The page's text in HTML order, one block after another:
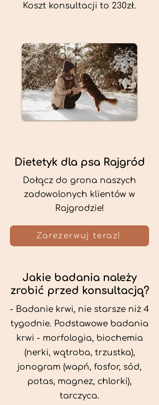
Koszt konsultacji to 230zł.
Dietetyk dla psa Rajgród
Dołącz do grona naszych
zadowolonych klientów w
Rajgrodzie!
Zarezerwuj teraz!
Jakie badania należy
zrobić przed konsultacją?
- Badanie krwi, nie starsze niż 4
tygodnie. Podstawowe badania
krwi - morfologia, biochemia
(nerki, wątroba, trzustka),
jonogram (wapń, fosfor, sód,
potas, magnez, chlorki),
tarczyca.